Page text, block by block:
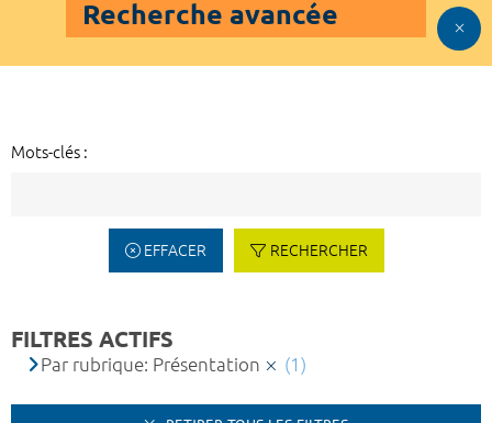
Recherche avancée
Mots-clés :
EFFACER RECHERCHER
FILTRES ACTIFS
Par rubrique: Présentation (1)